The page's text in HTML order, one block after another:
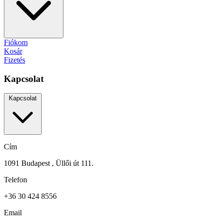
Fiókom
Kosár
Fizetés
Kapcsolat
Kapcsolat
Cím
1091 Budapest , Üllői út 111.
Telefon
+36 30 424 8556
Email